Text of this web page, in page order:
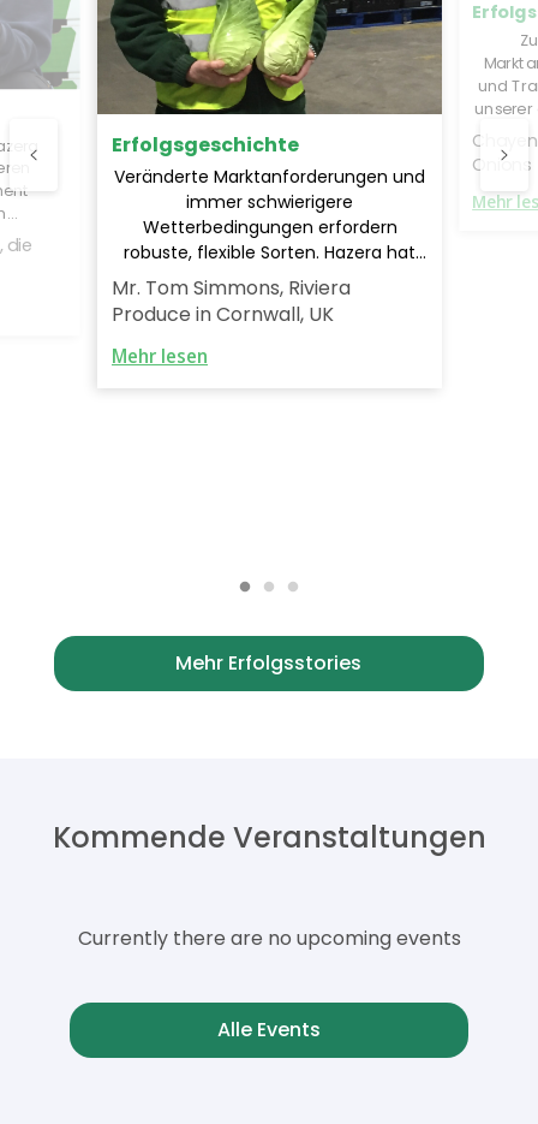
zu
die
Erfolgsgeschichte
Veränderte Marktanforderungen und
immer schwierigere
Wetterbedingungen erfordern
robuste, flexible Sorten. Hazera hat
uns marktführende Sorten zur
Verfügung gestellt, die unsere
Produktionsleistung maximieren und
eine konstante Leistung erbringen.
Mr. Tom Simmons, Riviera
Produce in Cornwall, UK
Mehr lesen
und
unserer
und
Onions
Mehr
Mehr Erfolgsstories
Kommende Veranstaltungen
Currently there are no upcoming events
Alle Events